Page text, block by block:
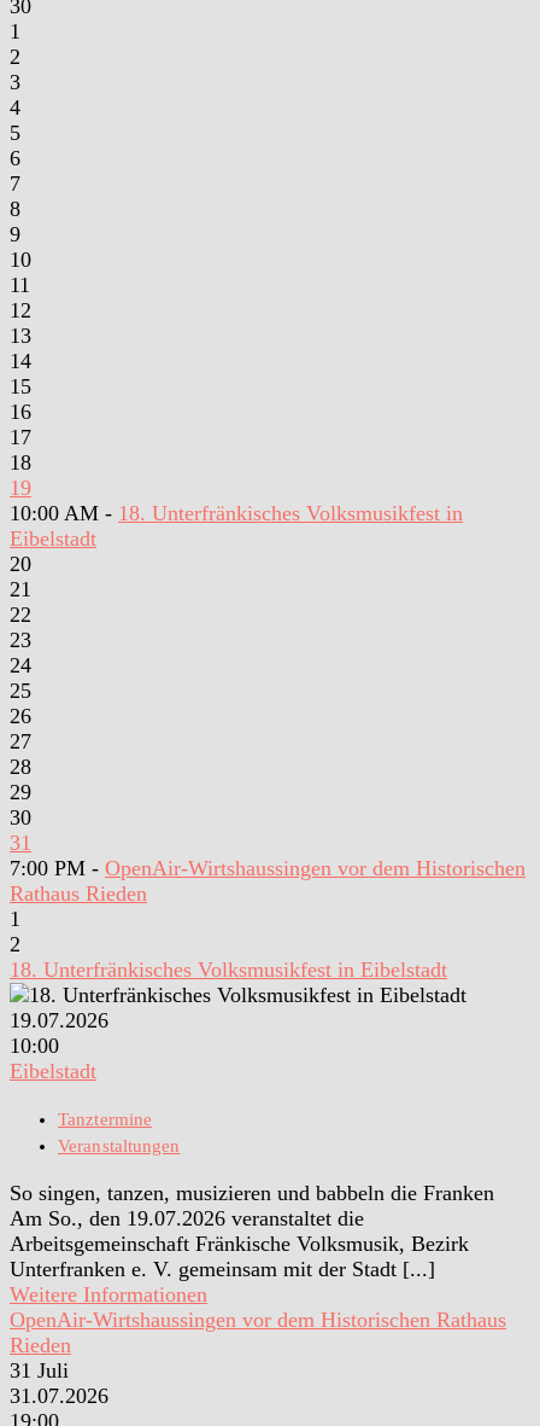
30
1
2
3
4
5
6
7
8
9
10
11
12
13
14
15
16
17
18
19
10:00 AM - 18. Unterfränkisches Volksmusikfest in
Eibelstadt
20
21
22
23
24
25
26
27
28
29
30
31
7:00 PM - OpenAir-Wirtshaussingen vor dem Historischen
Rathaus Rieden
1
2
18. Unterfränkisches Volksmusikfest in Eibelstadt
19.07.2026
10:00
Eibelstadt
Tanztermine
Veranstaltungen
So singen, tanzen, musizieren und babbeln die Franken
Am So., den 19.07.2026 veranstaltet die
Arbeitsgemeinschaft Fränkische Volksmusik, Bezirk
Unterfranken e. V. gemeinsam mit der Stadt [...]
Weitere Informationen
OpenAir-Wirtshaussingen vor dem Historischen Rathaus
Rieden
31 Juli
31.07.2026